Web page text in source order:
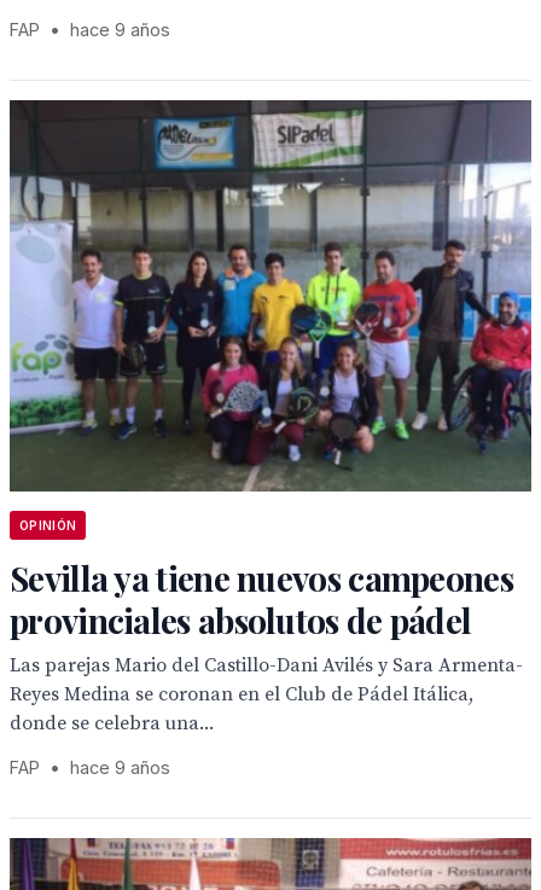
FAP • hace 9 años
OPINIÓN
Sevilla ya tiene nuevos campeones
provinciales absolutos de pádel
Las parejas Mario del Castillo-Dani Avilés y Sara Armenta-
Reyes Medina se coronan en el Club de Pádel Itálica,
donde se celebra una...
FAP • hace 9 años